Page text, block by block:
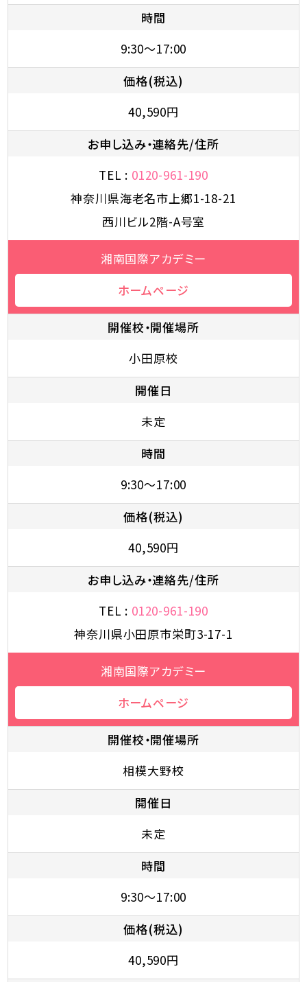
時間
9:30～17:00
価格(税込)
40,590円
お申し込み・連絡先/住所
TEL : 0120-961-190
神奈川県海老名市上郷1-18-21
西川ビル2階-A号室
湘南国際アカデミー
ホームページ
開催校・開催場所
小田原校
開催日
未定
時間
9:30～17:00
価格(税込)
40,590円
お申し込み・連絡先/住所
TEL : 0120-961-190
神奈川県小田原市栄町3-17-1
湘南国際アカデミー
ホームページ
開催校・開催場所
相模大野校
開催日
未定
時間
9:30～17:00
価格(税込)
40,590円